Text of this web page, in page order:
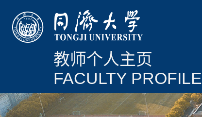
教师个人主页
FACULTY PROFILE